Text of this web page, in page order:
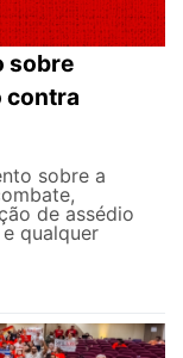
sobre
contra
sobre a
de assédio
qualquer